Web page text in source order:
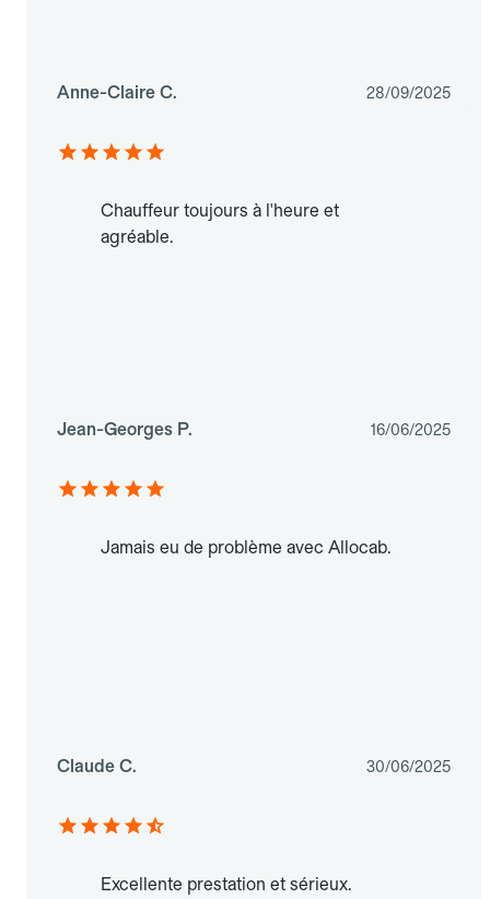
Anne-Claire C. 28/09/2025
Chauffeur toujours à l'heure et
agréable.
Jean-Georges P. 16/06/2025
Jamais eu de problème avec Allocab.
Claude C. 30/06/2025
Excellente prestation et sérieux.